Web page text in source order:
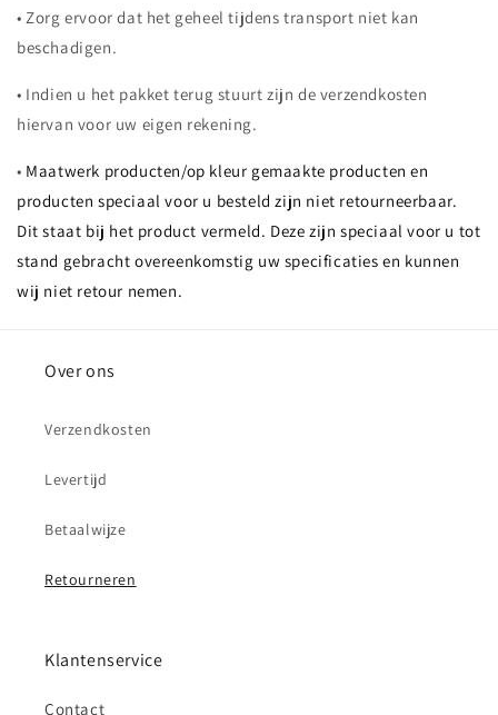
• Zorg ervoor dat het geheel tijdens transport niet kan
beschadigen.
• Indien u het pakket terug stuurt zijn de verzendkosten
hiervan voor uw eigen rekening.
• Maatwerk producten/op kleur gemaakte producten en
producten speciaal voor u besteld zijn niet retourneerbaar.
Dit staat bij het product vermeld. Deze zijn speciaal voor u tot
stand gebracht overeenkomstig uw specificaties en kunnen
wij niet retour nemen.
Over ons
Verzendkosten
Levertijd
Betaalwijze
Retourneren
Klantenservice
Contact